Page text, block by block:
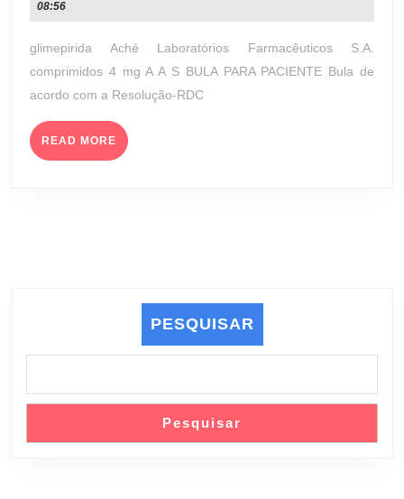
LABORATÓRIOS
agosto
2023
08:56
glimepirida Aché Laboratórios Farmacêuticos S.A.
comprimidos 4 mg A A S BULA PARA PACIENTE Bula de
acordo com a Resolução-RDC
READ MORE READ
MORE
PESQUISAR
Pesquisar